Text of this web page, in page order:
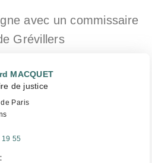
avec un commissaire
Grévillers
MACQUET
de justice
Paris
55